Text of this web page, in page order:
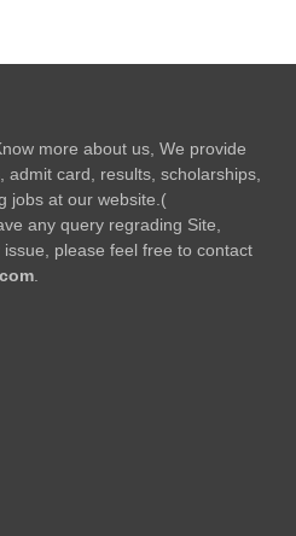
more about us, We provide
card, results, scholarships,
jobs at our website.(
any query regrading Site,
please feel free to contact